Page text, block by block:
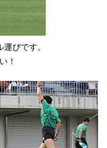
びです。
！